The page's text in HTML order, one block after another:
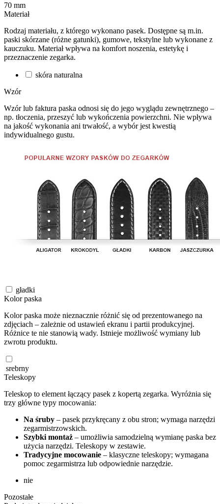
70 mm
Materiał
Rodzaj materiału, z którego wykonano pasek. Dostępne są m.in.
paski skórzane (różne gatunki), gumowe, tekstylne lub wykonane z
kauczuku. Materiał wpływa na komfort noszenia, estetykę i
przeznaczenie zegarka.
skóra naturalna
Wzór
Wzór lub faktura paska odnosi się do jego wyglądu zewnętrznego –
np. tłoczenia, przeszyć lub wykończenia powierzchni. Nie wpływa
na jakość wykonania ani trwałość, a wybór jest kwestią
indywidualnego gustu.
gładki
Kolor paska
Kolor paska może nieznacznie różnić się od prezentowanego na
zdjęciach – zależnie od ustawień ekranu i partii produkcyjnej.
Różnice te nie stanowią wady. Istnieje możliwość wymiany lub
zwrotu produktu.
srebrny
Teleskopy
Teleskop to element łączący pasek z kopertą zegarka. Wyróżnia się
trzy główne typy mocowania:
Na śruby – pasek przykręcany z obu stron; wymaga narzędzi
zegarmistrzowskich.
Szybki montaż – umożliwia samodzielną wymianę paska bez
użycia narzędzi. Teleskopy w zestawie.
Tradycyjne mocowanie – klasyczne teleskopy; wymagana
pomoc zegarmistrza lub odpowiednie narzędzie.
nie
Pozostałe